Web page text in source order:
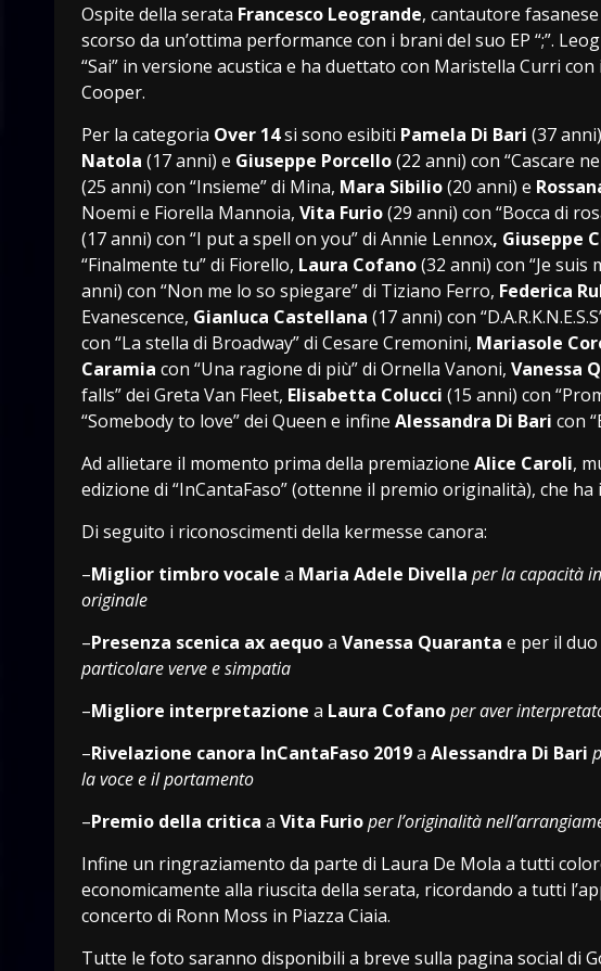
Ospite della serata Francesco Leogrande, cantautore
scorso da un’ottima performance con i brani del suo EP “;”.
“Sai” in versione acustica e ha duettato con Maristella Curri con
Cooper.
Per la categoria Over 14si sono esibiti Pamela Di Bari (37
Natola (17 anni) e Giuseppe Porcello(22 anni) con “Cascare
(25 anni) con “Insieme” di Mina, Mara Sibilio(20 anni) e
Noemi e Fiorella Mannoia, Vita Furio(29 anni) con “Bocca di
(17 anni) con “I put a spell on you” di Annie Lennox, Giuseppe
“Finalmente tu” di Fiorello, Laura Cofano(32 anni) con “Je suis
anni) con “Non me lo so spiegare” di Tiziano Ferro, Federica
Evanescence, Gianluca Castellana (17 anni) con
con “La stella di Broadway” di Cesare Cremonini, Mariasole
Caramia con “Una ragione di più” di Ornella Vanoni, Vanessa
falls” dei Greta Van Fleet, Elisabetta Colucci (15 anni) con
“Somebody to love” dei Queen e infine Alessandra Di Bari con
Ad allietare il momento prima della premiazione Alice Caroli,
edizione di “InCantaFaso” (ottenne il premio originalità), che
Di seguito i riconoscimenti della kermesse canora:
–Miglior timbro vocale a Maria Adele Divella per la capacità
originale
–Presenza scenica ax aequoa Vanessa Quaranta e per il duo
particolare verve e simpatia
–Migliore interpretazione a Laura Cofanoper aver
–Rivelazione canora InCantaFaso 2019a Alessandra Di Bari
la voce e il portamento
–Premio della critica a Vita Furioper l’originalità
Infine un ringraziamento da parte di Laura De Mola a tutti
economicamente alla riuscita della serata, ricordando a tutti
concerto di Ronn Moss in Piazza Ciaia.
Tutte le foto saranno disponibili a breve sulla pagina social di